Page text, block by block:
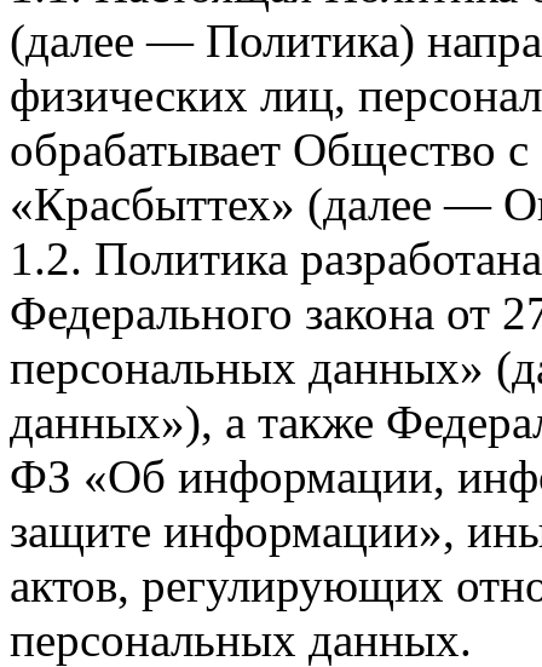
(далее — Политика)
физических лиц,
обрабатывает Общество
«Красбыттех» (далее —
1.2. Политика
Федерального закона
персональных данных»
данных»), а также
ФЗ «Об информации,
защите информации»,
актов, регулирующих
персональных данных.